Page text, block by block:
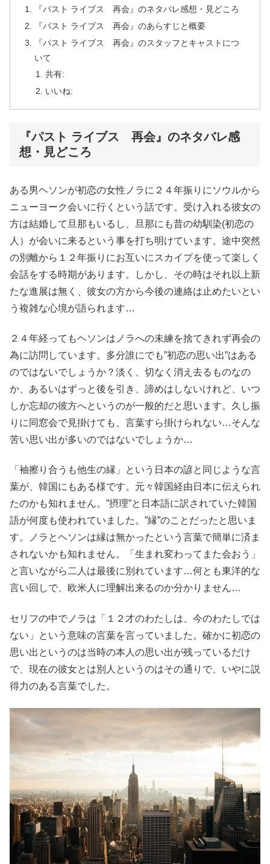
『パスト ライブス 再会』のネタバレ感想・見どころ
『パスト ライブス 再会』のあらすじと概要
『パスト ライブス 再会』のスタッフとキャストにつ
いて
共有:
いいね:
『パスト ライブス 再会』のネタバレ感
想・見どころ
ある男ヘソンが初恋の女性ノラに２４年振りにソウルから
ニューヨーク会いに行くという話です。受け入れる彼女の
方は結婚して旦那もいるし、旦那にも昔の幼馴染(初恋の
人）が会いに来るという事を打ち明けています。途中突然
の別離から１２年振りにお互いにスカイプを使って楽しく
会話をする時期があります。しかし、その時はそれ以上新
たな進展は無く、彼女の方から今後の連絡は止めたいとい
う複雑な心境が語られます…
２４年経ってもヘソンはノラへの未練を捨てきれず再会の
為に訪問しています。多分誰にでも”初恋の思い出”はある
のではないでしょうか？淡く、切なく消え去るものなの
か、あるいはずっと後を引き、諦めはしないけれど、いつ
しか忘却の彼方へというのが一般的だと思います。久し振
りに同窓会で見掛けても、言葉すら掛けられない…そんな
苦い思い出が多いのではないでしょうか…
「袖擦り合うも他生の縁」という日本の諺と同じような言
葉が、韓国にもある様です。元々韓国経由日本に伝えられ
たのかも知れません。”摂理”と日本語に訳されていた韓国
語が何度も使われていました。”縁”のことだったと思いま
す。ノラとヘソンは縁は無かったという言葉で簡単に済ま
されないかも知れません。「生まれ変わってまた会おう」
と言いながら二人は最後に別れています…何とも東洋的な
言い回しで、欧米人に理解出来るのか分かりません…
セリフの中でノラは「１２才のわたしは、今のわたしでは
ない」という意味の言葉を言っていました。確かに初恋の
思い出というのは当時の本人の思い出が残っているだけ
で、現在の彼女とは別人というのはその通りで、いやに説
得力のある言葉でした。